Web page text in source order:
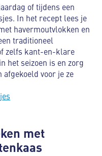
of tijdens een
In het recept lees je
havermoutvlokken en
traditioneel
zelfs kant-en-klare
het seizoen is en zorg
voor je ze
met